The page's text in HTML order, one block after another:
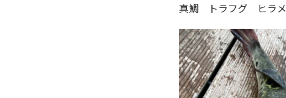
真鯛 トラフグ ヒラメ